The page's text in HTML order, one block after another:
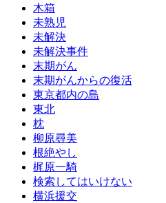
木箱
未熟児
未解決
未解決事件
末期がん
末期がんからの復活
東京都内の島
東北
枕
柳原尋美
根絶やし
梶原一騎
検索してはいけない
横浜援交